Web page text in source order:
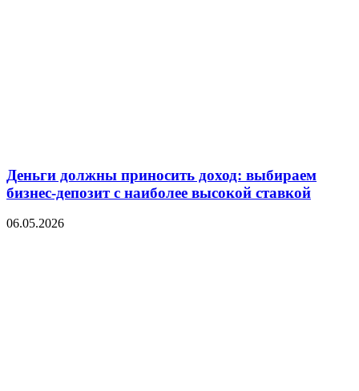
Деньги должны приносить доход: выбираем
бизнес-депозит с наиболее высокой ставкой
06.05.2026